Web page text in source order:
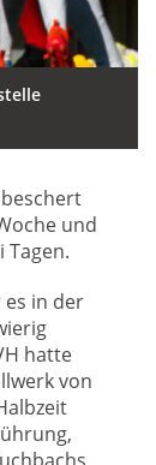
und
in der
hatte
von